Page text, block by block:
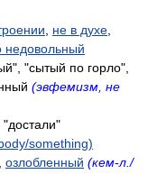
не в духе
недовольный
"сытый по горло",
(эвфемизм, не
"достали"
something)
озлобленный (кем-л./